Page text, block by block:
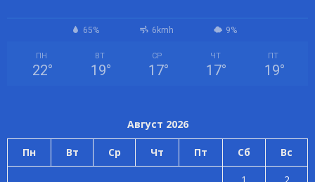
65% 6kmh 9%
ПН
22°
ВТ
19°
СР
17°
ЧТ
17°
ПТ
19°
Август 2026
Пн Вт Ср Чт Пт Сб Вс